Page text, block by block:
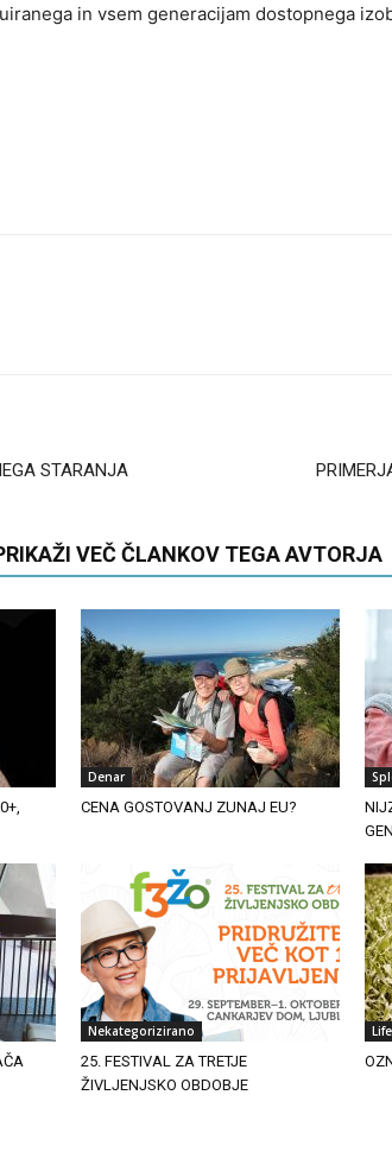
in vsem generacijam dostopnega
STARANJA
VEČ ČLANKOV TEGA AVTORJA
Denar
CENA GOSTOVANJ ZUNAJ EU?
Nekategorizirano
25. FESTIVAL ZA TRETJE
ŽIVLJENJSKO OBDOBJE